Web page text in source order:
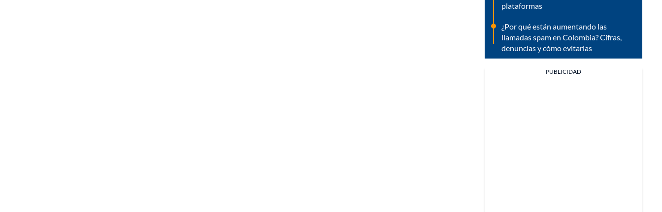
plataformas
¿Por qué están aumentando las
llamadas spam en Colombia? Cifras,
denuncias y cómo evitarlas
PUBLICIDAD